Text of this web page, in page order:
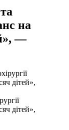
на
—
дітей»,